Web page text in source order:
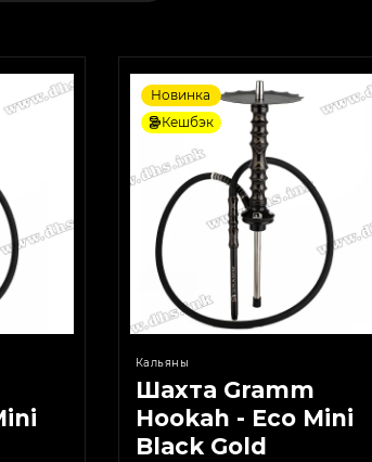
Новинка
Кешбэк
Кальяны
Шахта Gramm
Hookah - Eco Mini
Black Gold